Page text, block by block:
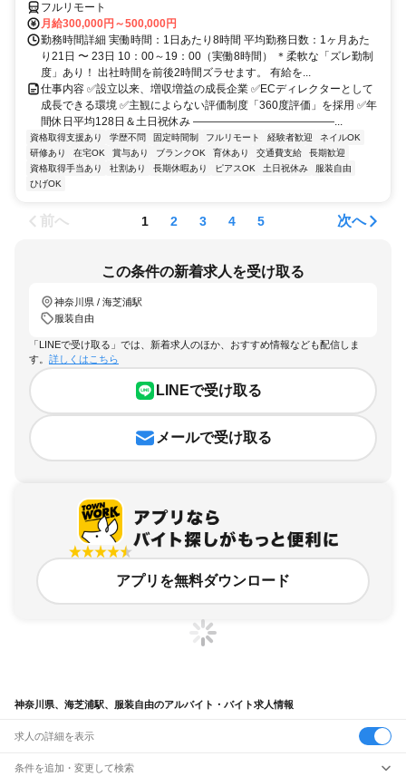
フルリモート
月給300,000円～500,000円
勤務時間詳細 実働時間：1日あたり8時間 平均勤務日数：1ヶ月あた
り21日 〜 23日 10：00～19：00（実働8時間） ＊柔軟な「ズレ勤制
度」あり！ 出社時間を前後2時間ズラせます。 有給を...
仕事内容 ✅設立以来、増収増益の成長企業 ✅ECディレクターとして
成長できる環境 ✅主観によらない評価制度「360度評価」を採用 ✅年
間休日平均128日＆土日祝休み ―――――――――――――...
資格取得支援あり 学歴不問 固定時間制 フルリモート 経験者歓迎
ネイルOK
研修あり
在宅OK 賞与あり ブランクOK 育休あり 交通費支給
長期歓迎
資格取得手当あり
社割あり 長期休暇あり ピアスOK 土日祝休み
服装自由
ひげOK
前へ 1 2 3 4 5 次へ
この条件の新着求人を受け取る
神奈川県 / 海芝浦駅
服装自由
「LINEで受け取る」では、新着求人のほか、おすすめ情報なども配信しま
す。 詳しくはこちら
LINEで受け取る
メールで受け取る
アプリを無料ダウンロード
神奈川県、海芝浦駅、服装自由のアルバイト・バイト求人情報
求人の詳細を表示
条件を追加・変更して検索